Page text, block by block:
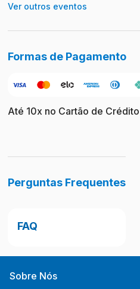
Ver outros eventos
Formas de Pagamento
Até 10x no Cartão de Crédito
Perguntas Frequentes
FAQ
Sobre Nós